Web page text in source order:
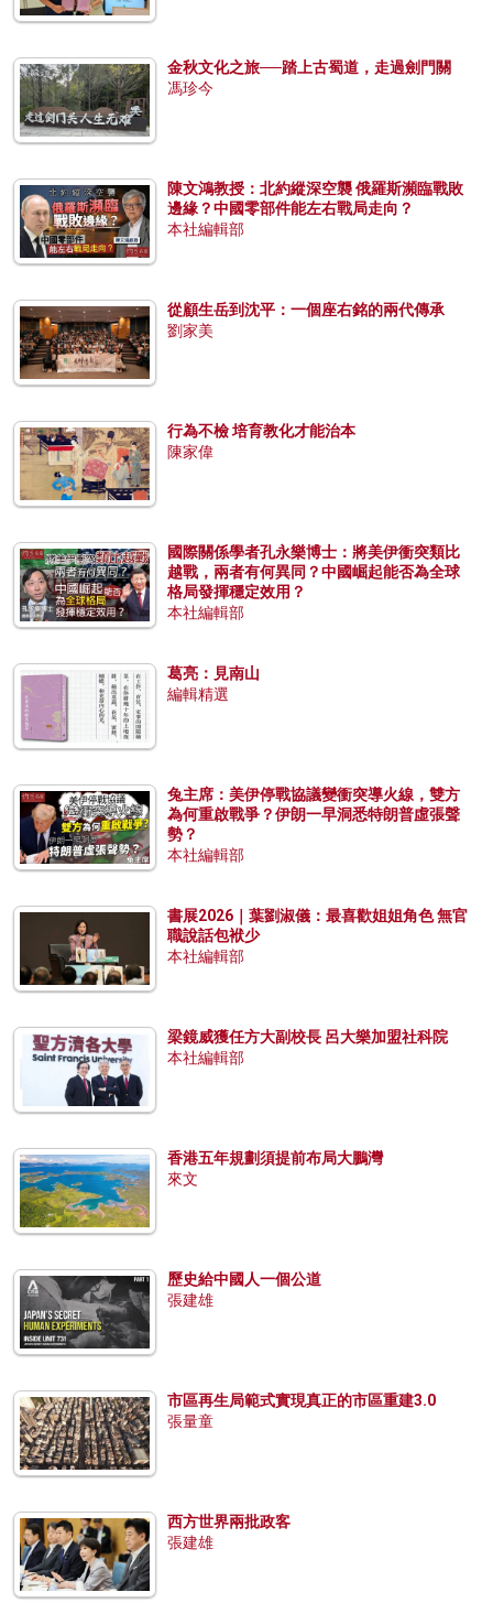
金秋文化之旅──踏上古蜀道，走過劍門關
馮珍今
陳文鴻教授：北約縱深空襲 俄羅斯瀕臨戰敗
邊緣？中國零部件能左右戰局走向？
本社編輯部
從顧生岳到沈平：一個座右銘的兩代傳承
劉家美
行為不檢 培育教化才能治本
陳家偉
國際關係學者孔永樂博士：將美伊衝突類比
越戰，兩者有何異同？中國崛起能否為全球
格局發揮穩定效用？
本社編輯部
葛亮：見南山
編輯精選
兔主席：美伊停戰協議變衝突導火線，雙方
為何重啟戰爭？伊朗一早洞悉特朗普虛張聲
勢？
本社編輯部
書展2026｜葉劉淑儀：最喜歡姐姐角色 無官
職說話包袱少
本社編輯部
梁鏡威獲任方大副校長 呂大樂加盟社科院
本社編輯部
香港五年規劃須提前布局大鵬灣
來文
歷史給中國人一個公道
張建雄
市區再生局範式實現真正的市區重建3.0
張量童
西方世界兩批政客
張建雄